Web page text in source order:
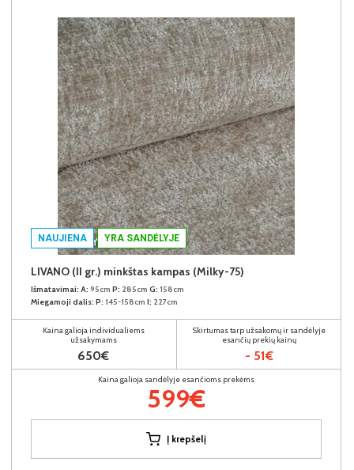
NAUJIENA YRA SANDĖLYJE
LIVANO (II gr.) minkštas kampas (Milky-75)
Išmatavimai: A: 95cm P: 285cm G: 158cm
Miegamoji dalis: P: 145-158cm I: 227cm
Kaina galioja individualiems
užsakymams
650€
Skirtumas tarp užsakomų ir sandėlyje
esančių prekių kainų
- 51€
Kaina galioja sandėlyje esančioms prekėms
599€
Į krepšelį